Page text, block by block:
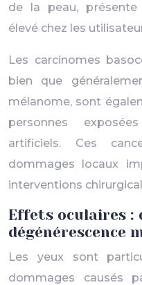
de la peau, présente
élevé chez les
Les carcinomes
bien que
mélanome, sont
personnes
artificiels. Ces
dommages locaux
interventions
Effets oculaires :
dégénérescence
Les yeux sont
dommages causés